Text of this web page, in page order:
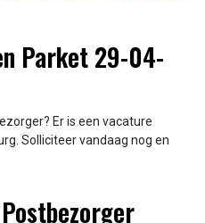
Parket 29-04-
Er is een vacature
Solliciteer vandaag nog en